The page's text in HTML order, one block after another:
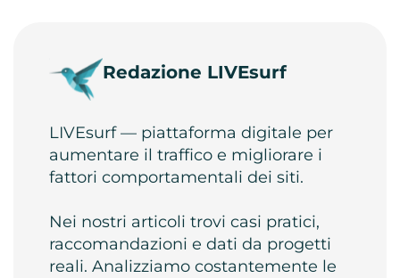
Redazione LIVEsurf
LIVEsurf — piattaforma digitale per
aumentare il traffico e migliorare i
fattori comportamentali dei siti.
Nei nostri articoli trovi casi pratici,
raccomandazioni e dati da progetti
reali. Analizziamo costantemente le